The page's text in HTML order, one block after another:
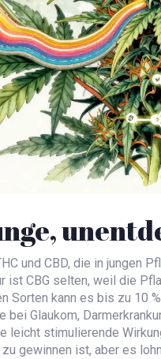
und CBD, die in jungen
ist CBG selten, weil die
Sorten kann es bis zu 10
bei Glaukom,
leicht stimulierende
gewinnen ist, aber es